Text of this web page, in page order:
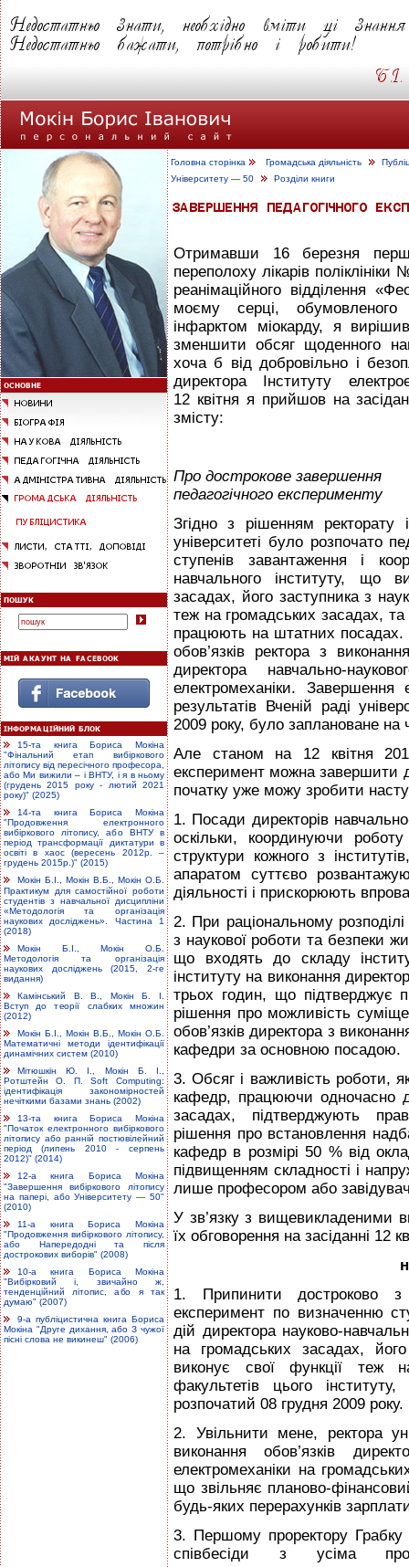
15-та книга Бориса Мокіна
"Фінальний етап вибіркового
літопису від пересічного професора,
або Ми вижили – і ВНТУ, і я в ньому
(грудень 2015 року - лютий 2021
року)" (2025)
14-та книга Бориса Мокіна
"Продовження електронного
вибіркового літопису, або ВНТУ в
період трансформації диктатури в
освіті в хаос (вересень 2012р. –
грудень 2015р.)" (2015)
Мокін Б.І., Мокін В.Б., Мокін О.Б.
Практикум для самостійної роботи
студентів з навчальної дисципліни
«Методологія та організація
наукових досліджень». Частина 1
(2018)
Мокін Б.І., Мокін О.Б.
Методологія та організація
наукових досліджень (2015, 2-ге
видання)
Камінський В. В., Мокін Б. І.
Вступ до теорії слабких множин
(2012)
Мокін Б.І., Мокін В.Б., Мокін О.Б.
Математичні методи ідентифікації
динамічних систем (2010)
Мітюшкін Ю. І., Мокін Б. І.,
Ротштейн О. П. Soft Computing:
ідентифікація закономірностей
нечіткими базами знань (2002)
13-та книга Бориса Мокіна
"Початок електронного вибіркового
літопису або ранній постювілейний
період (липень 2010 - серпень
2012)" (2014)
12-а книга Бориса Мокіна
"Завершення вибіркового літопису
на папері, або Університету — 50"
(2010)
11-а книга Бориса Мокіна
"Продовження вибіркового літопису,
або Напередодні та після
дострокових виборів" (2008)
10-а книга Бориса Мокіна
"Вибірковий і, звичайно ж,
тенденційний літопис, або я так
думаю" (2007)
9-а публіцистична книга Бориса
Мокіна "Друге дихання, або З чужої
пісні слова не викинеш" (2006)
Головна сторінка Громадська діяльність
Університету — 50
Розділи книги
Отримавши 16 березня
переполоху лікарів
реанімаційного відділення
моєму серці,
інфарктом міокарду, я
зменшити обсяг щоденного
хоча б від добровільно і
директора Інституту
12 квітня я прийшов на
змісту:
Про дострокове завершення
педагогічного експерименту
Згідно з рішенням
університеті було розпочато
ступенів завантаження і
навчального інституту, що
засадах, його заступника з
теж на громадських засадах, та
працюють на штатних посадах.
обов’язків ректора з
директора навчально-
електромеханіки.
результатів Вченій раді
2009 року, було заплановане на
Але станом на 12 квітня
експеримент можна завершити
початку уже можу зробити
1. Посади директорів
оскільки, координуючи
структури кожного з
апаратом суттєво
діяльності і прискорюють
2. При раціональному
з наукової роботи та безпеки
що входять до складу
інституту на виконання
трьох годин, що підтверджує
рішення про можливість
обов’язків директора з
кафедри за основною посадою.
3. Обсяг і важливість роботи,
кафедр, працюючи одночасно
засадах, підтверджують
рішення про встановлення
кафедр в розмірі 50 % від
підвищенням складності і
лише професором або
У зв’язку з вищевикладеними
їх обговорення на засіданні 12
1. Припинити достроково з
експеримент по визначенню
дій директора науково-
на громадських засадах,
виконує свої функції теж
факультетів цього
розпочатий 08 грудня 2009 року.
2. Увільнити мене, ректора
виконання обов’язків
електромеханіки на
що звільняє планово-
будь-яких перерахунків
3. Першому проректору
співбесіди з усіма